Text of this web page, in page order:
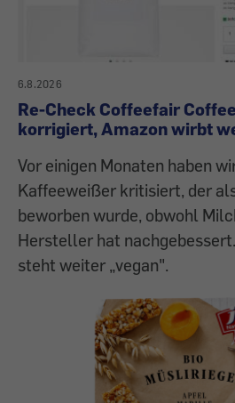
6.8.2026
Re-Check Coffeefair
korrigiert, Amazon wirbt
Vor einigen Monaten haben
Kaffeeweißer kritisiert, der
beworben wurde, obwohl
Hersteller hat
steht weiter „vegan".